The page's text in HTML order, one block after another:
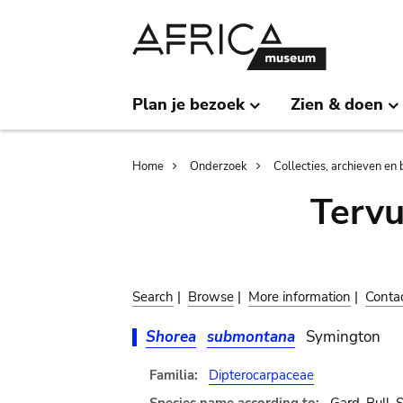
Plan je bezoek Zien & doen
Breadcrumb
Home Onderzoek Collecties, archieven en
Search | Browse | More information |
Shorea submontana Symington
Familia:
Dipterocarpaceae